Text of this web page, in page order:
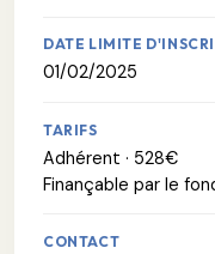
DATE LIMITE
01/02/2025
TARIFS
Adhérent · 528€
Finançable par le
CONTACT